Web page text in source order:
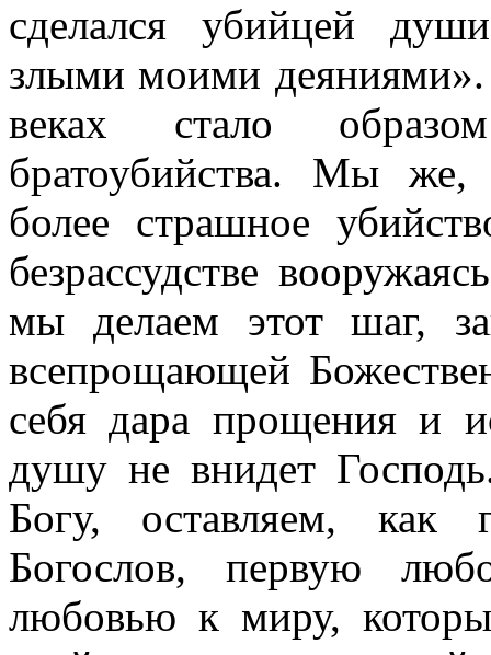
сделался убийцей
злыми моими
веках стало
братоубийства. Мы же,
более страшное
безрассудстве
мы делаем этот шаг,
всепрощающей
себя дара прощения и
душу не внидет
Богу, оставляем, как
Богослов, первую
любовью к миру,